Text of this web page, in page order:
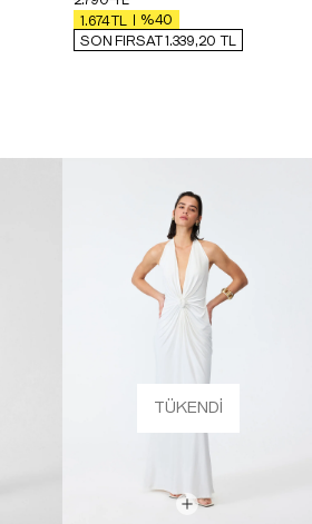
1.674TL
%40
SON FIRSAT 1.339,20
TÜKENDI